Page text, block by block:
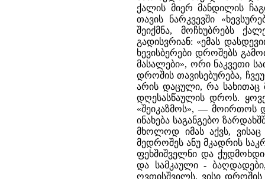
ქალის მიერ მანდილის
თავის ნარკვევში
შეიქმნა, მოჩხუბრებს
გადისვრიან: «ემას
ხევისბერები დროშებს
მასალები», ორი ნაკვეთი
დროშის თავისებურება,
არის დაცული, რა სახითაც
დღესასწაულის დროს.
«შეიკაზმოს», — მოირთოს
ინახება საგანგებო
მხოლოდ იმას აქვს,
მედროშეს ანუ მკადრის
ფეხშიშველნი და
და სამკაული - ბაღდადები,
ღვთისშვილს, ვისი